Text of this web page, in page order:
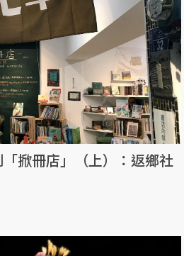
掀冊店」（上）：返鄉社